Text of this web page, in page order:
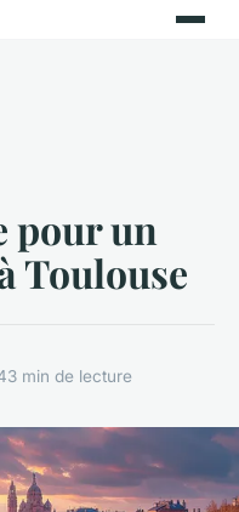
pour un
Toulouse
3 min de lecture